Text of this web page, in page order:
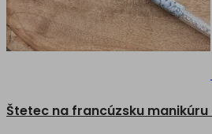
Štetec na francúzsku